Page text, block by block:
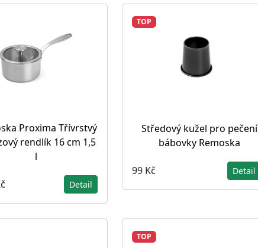
Proxima Třívrstvý
rendlík 16 cm 1,5
l
Detail
TOP
Středový kužel pro pečení
bábovky Remoska
99 Kč Detail
TOP